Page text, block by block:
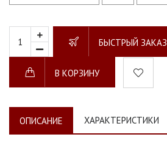
БЫСТРЫЙ ЗАКАЗ
В КОРЗИНУ
ОПИСАНИЕ ХАРАКТЕРИСТИКИ